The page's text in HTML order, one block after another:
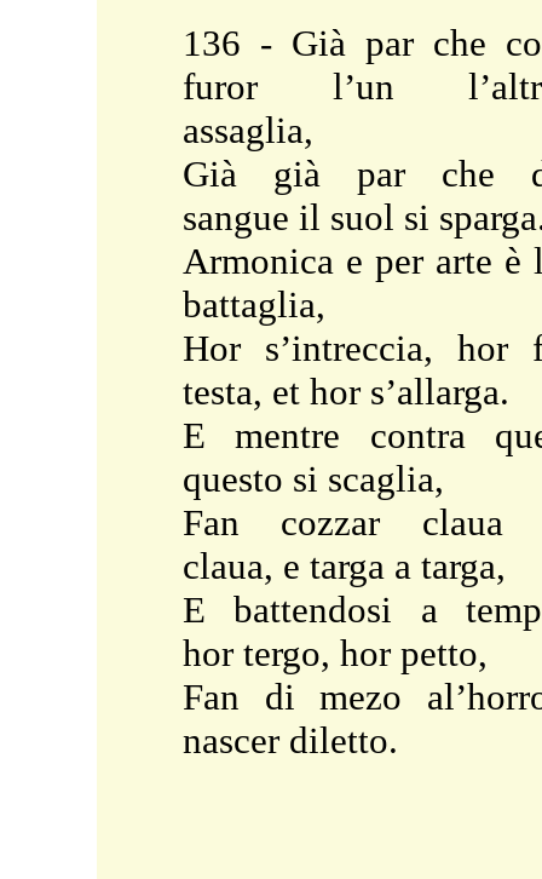
136 - Già par che
furor l’un
assaglia,
Già già par che
sangue il suol si
Armonica e per arte è
battaglia,
Hor s’intreccia, hor
testa, et hor s’allarga.
E mentre contra
questo si scaglia,
Fan cozzar claua
claua, e targa a targa,
E battendosi a
hor tergo, hor petto,
Fan di mezo
nascer diletto.